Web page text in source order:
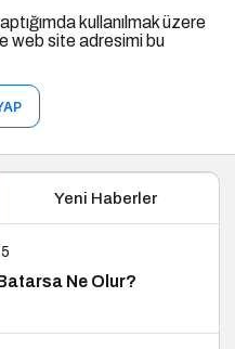
kullanılmak üzere
web site adresimi bu
Yeni Haberler
Ne Olur?